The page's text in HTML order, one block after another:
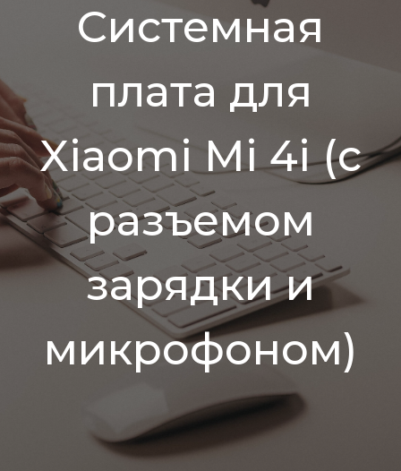
Системная
плата для
Xiaomi Mi 4i (с
разъемом
зарядки и
микрофоном)